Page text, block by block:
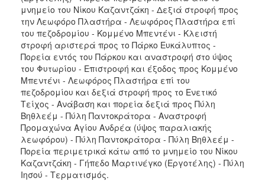
μνημείο του Νίκου Καζαντζάκη - Δεξιά στροφή προς
την Λεωφόρο Πλαστήρα - Λεωφόρος Πλαστήρα επί
του πεζοδρομίου - Κομμένο Μπεντένι - Κλειστή
στροφή αριστερά προς το Πάρκο Ευκάλυπτος -
Πορεία εντός του Πάρκου και αναστροφή στο ύψος
του Φυτωρίου - Επιστροφή και έξοδος προς Κομμένο
Μπεντένι - Λεωφόρος Πλαστήρα επί του
πεζοδρομίου και δεξιά στροφή προς το Ενετικό
Τείχος - Ανάβαση και πορεία δεξιά προς Πύλη
Βηθλεέμ - Πύλη Παντοκράτορα - Αναστροφή
Προμαχώνα Αγίου Ανδρέα (ύψος παραλιακής
λεωφόρου) - Πύλη Παντοκράτορα - Πύλη Βηθλεέμ -
Πορεία περιμετρικά κάτω από το μνημείο του Νίκου
Καζαντζάκη - Γήπεδο Μαρτινέγκο (Εργοτέλης) - Πύλη
Ιησού - Τερματισμός.